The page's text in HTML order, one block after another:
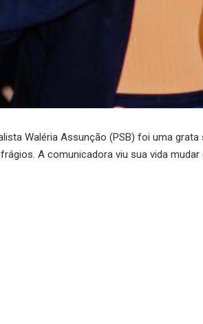
Waléria Assunção (PSB) foi uma
A comunicadora viu sua vida